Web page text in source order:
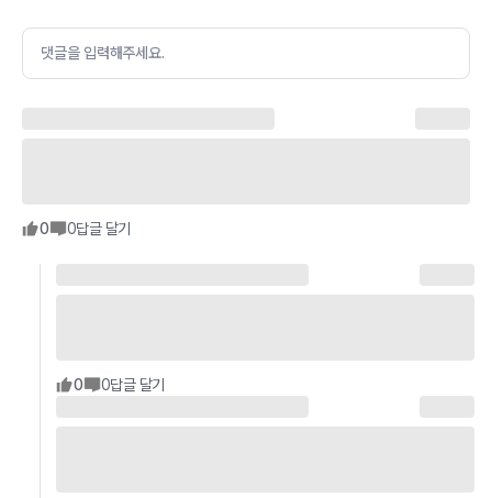
댓글을 입력해주세요.
0 0답글 달기
0 0답글 달기